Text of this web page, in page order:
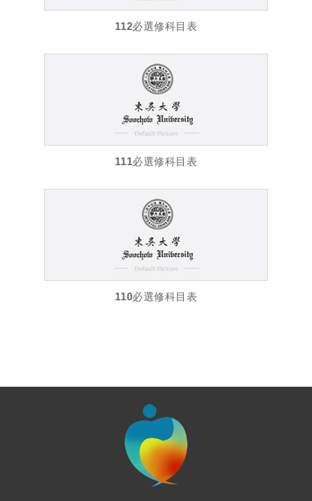
112必選修科目表
111必選修科目表
110必選修科目表